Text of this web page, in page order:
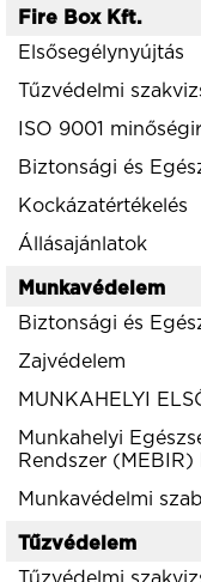
Fire Box Kft.
Elsősegélynyújtás
Tűzvédelmi
ISO 9001
Biztonsági és
Kockázatértékelés
Állásajánlatok
Munkavédelem
Biztonsági és
Zajvédelem
MUNKAHELYI
Munkahelyi
Rendszer (MEBIR)
Munkavédelmi
Tűzvédelem